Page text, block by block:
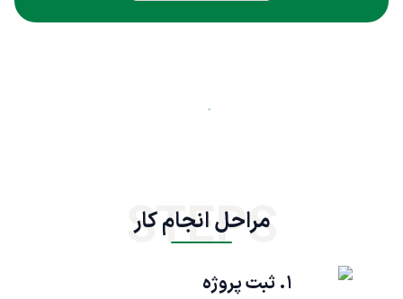
مراحل انجام کار
STEPS
۱. ثبت پروژه